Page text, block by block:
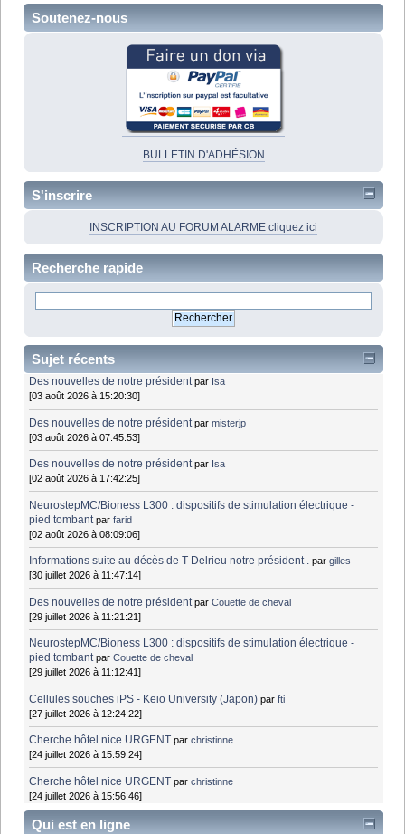
Soutenez-nous
BULLETIN D'ADHÉSION
S'inscrire
INSCRIPTION AU FORUM ALARME cliquez ici
Recherche rapide
Sujet récents
Des nouvelles de notre président par Isa
[03 août 2026 à 15:20:30]
Des nouvelles de notre président parmisterjp
[03 août 2026 à 07:45:53]
Des nouvelles de notre président par Isa
[02 août 2026 à 17:42:25]
NeurostepMC/Bioness L300 : dispositifs de stimulation électrique -
pied tombant parfarid
[02 août 2026 à 08:09:06]
Informations suite au décès de T Delrieu notre président . pargilles
[30 juillet 2026 à 11:47:14]
Des nouvelles de notre président parCouette de cheval
[29 juillet 2026 à 11:21:21]
NeurostepMC/Bioness L300 : dispositifs de stimulation électrique -
pied tombant parCouette de cheval
[29 juillet 2026 à 11:12:41]
Cellules souches iPS - Keio University (Japon) parfti
[27 juillet 2026 à 12:24:22]
Cherche hôtel nice URGENT parchristinne
[24 juillet 2026 à 15:59:24]
Cherche hôtel nice URGENT parchristinne
[24 juillet 2026 à 15:56:46]
Qui est en ligne